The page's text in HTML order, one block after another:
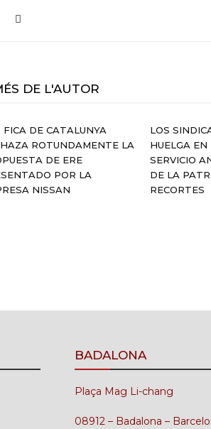
DE L'AUTOR
FICA DE CATALUNYA
ROTUNDAMENTE LA
DE ERE
POR LA
NISSAN
LOS
HUELGA
SERVICIO
DE LA
RECORTES
BADALONA
Plaça Mag Li-chang
08912 – Badalona –